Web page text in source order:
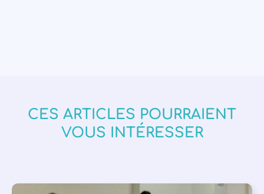
CES ARTICLES POURRAIENT
VOUS INTÉRESSER